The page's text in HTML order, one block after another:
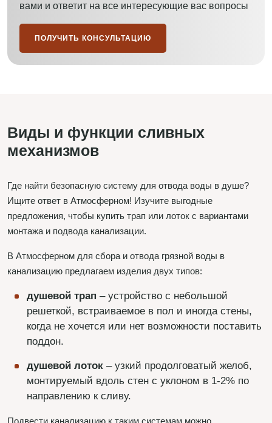
вами и ответит на все интересующие вас вопросы
ПОЛУЧИТЬ КОНСУЛЬТАЦИЮ
Виды и функции сливных
механизмов
Где найти безопасную систему для отвода воды в душе?
Ищите ответ в Атмосферном! Изучите выгодные
предложения, чтобы купить трап или лоток с вариантами
монтажа и подвода канализации.
В Атмосферном для сбора и отвода грязной воды в
канализацию предлагаем изделия двух типов:
душевой трап – устройство с небольшой
решеткой, встраиваемое в пол и иногда стены,
когда не хочется или нет возможности поставить
поддон.
душевой лоток – узкий продолговатый желоб,
монтируемый вдоль стен с уклоном в 1-2% по
направлению к сливу.
Подвести канализацию к таким системам можно